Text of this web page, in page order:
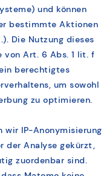
und können
bestimmte Aktionen
Die Nutzung dieses
von Art. 6 Abs. 1 lit. f
berechtigtes
um sowohl
zu optimieren.
wir IP-Anonymisierung
der Analyse gekürzt,
zuordenbar sind.